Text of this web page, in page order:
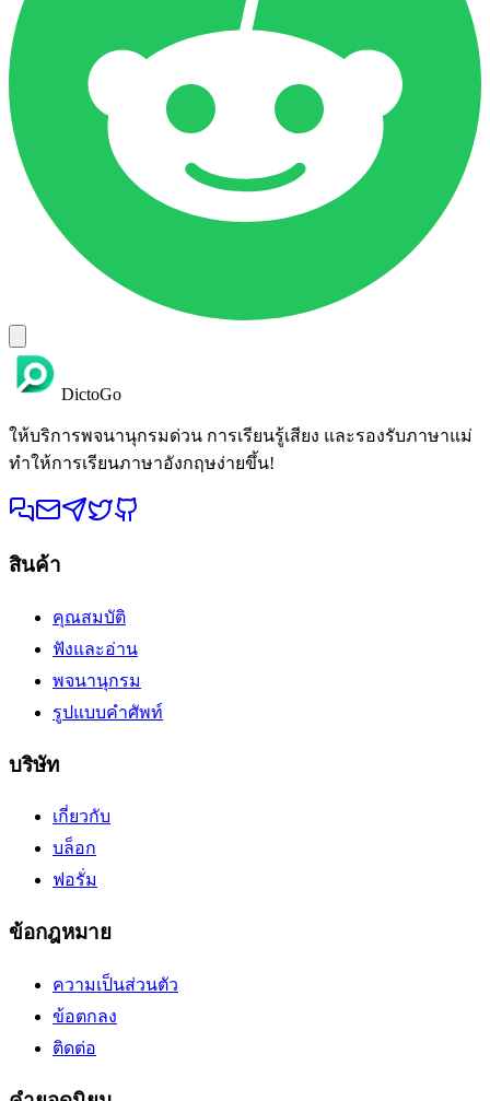
DictoGo
ให้บริการพจนานุกรมด่วน การเรียนรู้เสียง และรองรับภาษาแม่
ทำให้การเรียนภาษาอังกฤษง่ายขึ้น!
สินค้า
คุณสมบัติ
ฟังและอ่าน
พจนานุกรม
รูปแบบคำศัพท์
บริษัท
เกี่ยวกับ
บล็อก
ฟอรั่ม
ข้อกฎหมาย
ความเป็นส่วนตัว
ข้อตกลง
ติดต่อ